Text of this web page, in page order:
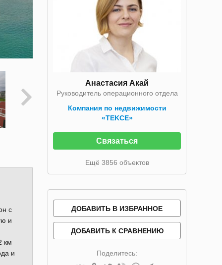
с
и
км
и
Анастасия Акай
Руководитель операционного отдела
Компания по недвижимости
«TEKCE»
Связаться
Ещё 3856 объектов
ДОБАВИТЬ В ИЗБРАННОЕ
ДОБАВИТЬ К СРАВНЕНИЮ
Поделитесь: